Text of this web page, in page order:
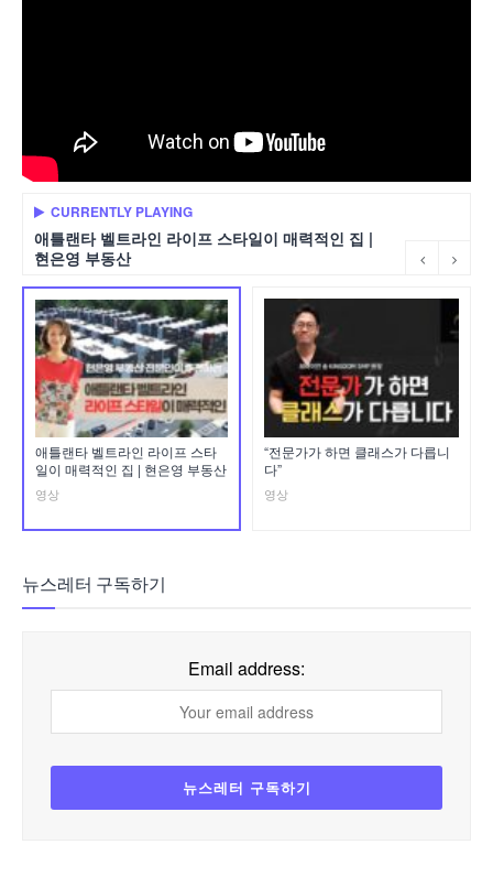
CURRENTLY PLAYING
애틀랜타 벨트라인 라이프 스타일이 매력적인 집 |
현은영 부동산
애틀랜타 벨트라인 라이프 스타
일이 매력적인 집 | 현은영 부동산
영상
“전문가가 하면 클래스가 다릅니
다”
영상
뉴스레터 구독하기
Email address: